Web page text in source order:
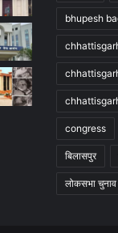
bhupesh
congress
बिलासपुर
लोकसभा चुनाव